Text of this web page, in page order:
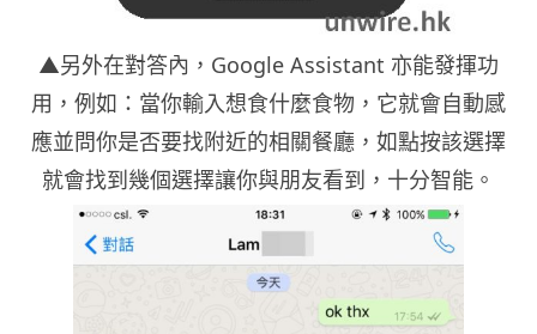
▲另外在對答內，Google Assistant 亦能發揮功
用，例如：當你輸入想食什麼食物，它就會自動感
應並問你是否要找附近的相關餐廳，如點按該選擇
就會找到幾個選擇讓你與朋友看到，十分智能。